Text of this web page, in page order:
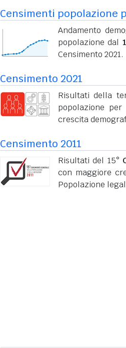
Censimenti popolazione
Andamento
popolazione dal
Censimento 2021.
Censimento 2021
Risultati della
popolazione
crescita
Censimento 2011
Risultati del 15°
con maggiore
Popolazione